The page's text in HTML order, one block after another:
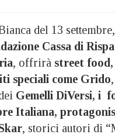
del 13
Cassa di
, offrirà street
speciali come Grido
Gemelli DiVersi, i
Italiana,
, storici autori di